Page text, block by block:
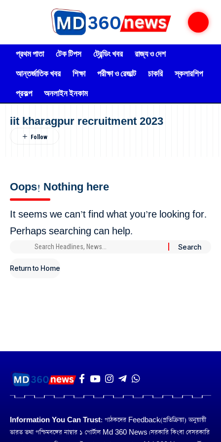
প্রথম পাতা টেক টিপস ট্রেন্ডিং খবর
রাজ্য ও দেশ
আন্তর্জাতিক খবর
শিক্ষা পরীক্ষা ও রেজাল্ট চাকরি
স্কলারশিপ
প্রকল্প
অনলাইন ইনকাম
iit kharagpur recruitment 2023
Oops! Nothing here
It seems we can’t find what you’re looking for.
Perhaps searching can help.
Return to Home
Information You Can Trust: পাঠকদের Feedback(প্রতিক্রিয়া) অনুয়ায়ী
ভারত তথা পশ্চিমবঙ্গের নাম্বার ১ পোর্টাল Md 360 News। সরকারি কিংবা বেসরকারি